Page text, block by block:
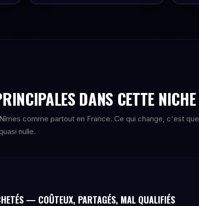
DANS CETTE NICHE
comme partout en France. Ce qui change, c'est que
nulle.
— COÛTEUX, PARTAGÉS, MAL QUALIFIÉS